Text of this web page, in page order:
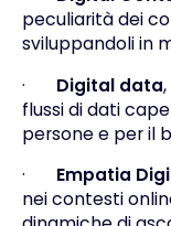
peculiarità dei
sviluppandoli in
· Digital data
flussi di dati
persone e per il
· Empatia
nei contesti